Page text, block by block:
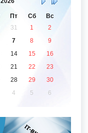
Пт Сб
Вс
31 1
2
7 8
9
14 15
16
21 22
23
28 29
30
4 5 6